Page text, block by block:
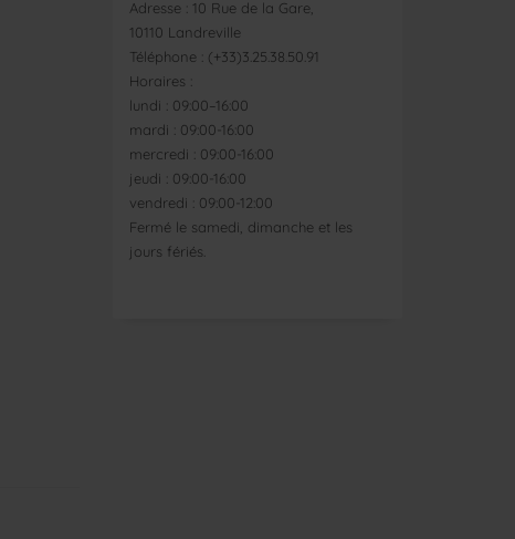
Adresse : 10 Rue de la Gare,
10110 Landreville
Téléphone : (+33)3.25.38.50.91
Horaires :
lundi : 09:00–16:00
mardi : 09:00-16:00
mercredi : 09:00-16:00
jeudi : 09:00-16:00
vendredi : 09:00-12:00
Fermé le samedi, dimanche et les
jours fériés.